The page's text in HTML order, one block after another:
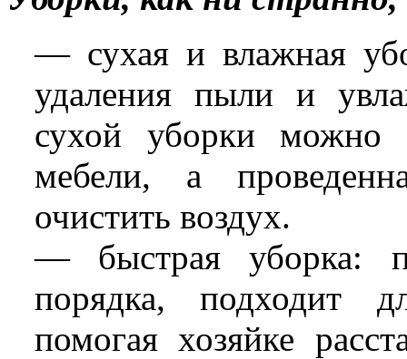
— сухая и влажная
удаления пыли и
сухой уборки можно
мебели, а
очистить воздух.
— быстрая уборка:
порядка, подходит
помогая хозяйке